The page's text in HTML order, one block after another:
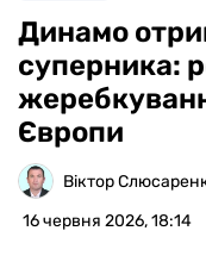
АНАЛІТИКА
ІНТЕРВ'Ю
РІЗНЕ
БУКМЕКЕРИ
Динамо
суперника:
Європи
Віктор
16 червня 2026, 18:14